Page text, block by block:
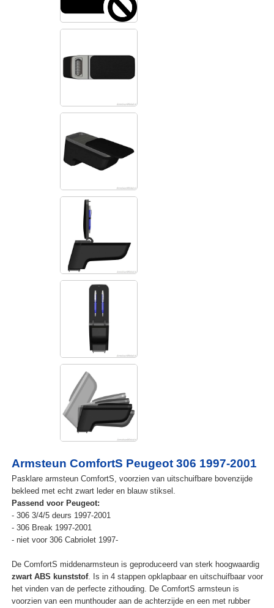
Armsteun ComfortS Peugeot 306 1997-2001
Pasklare armsteun ComfortS, voorzien van uitschuifbare bovenzijde
bekleed met echt zwart leder en blauw stiksel.
Passend voor Peugeot:
- 306 3/4/5 deurs 1997-2001
- 306 Break 1997-2001
- niet voor 306 Cabriolet 1997-
De ComfortS middenarmsteun is geproduceerd van sterk hoogwaardig
zwart ABS kunststof. Is in 4 stappen opklapbaar en uitschuifbaar voor
het vinden van de perfecte zithouding. De ComfortS armsteun is
voorzien van een munthouder aan de achterzijde en een met rubber